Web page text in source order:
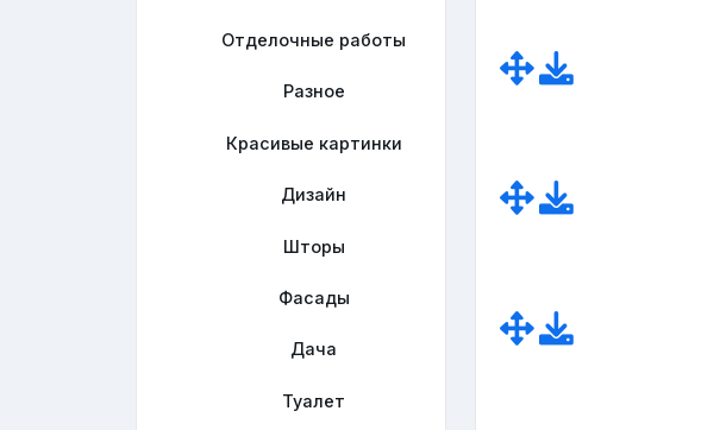
Отделочные работы
Разное
Красивые картинки
Дизайн
Шторы
Фасады
Дача
Туалет